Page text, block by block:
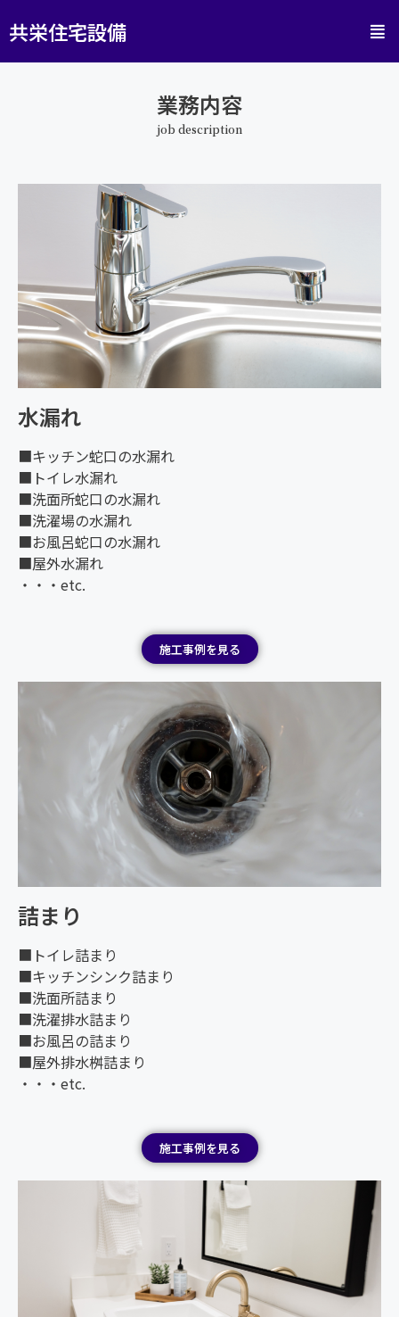
共栄住宅設備
業務内容
job description
水漏れ
■キッチン蛇口の水漏れ
■トイレ水漏れ
■洗面所蛇口の水漏れ
■洗濯場の水漏れ
■お風呂蛇口の水漏れ
■屋外水漏れ
・・・etc.
施工事例を見る
詰まり
■トイレ詰まり
■キッチンシンク詰まり
■洗面所詰まり
■洗濯排水詰まり
■お風呂の詰まり
■屋外排水桝詰まり
・・・etc.
施工事例を見る